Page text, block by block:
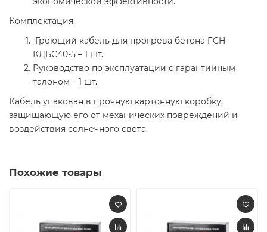
Комплектация:
Греющий кабель для прогрева бетона FCH
КДБС40-5 – 1 шт.
Руководство по эксплуатации с гарантийным
талоном – 1 шт.
Кабель упакован в прочную картонную коробку,
защищающую его от механических повреждений и
воздействия солнечного света.
Похожие товары